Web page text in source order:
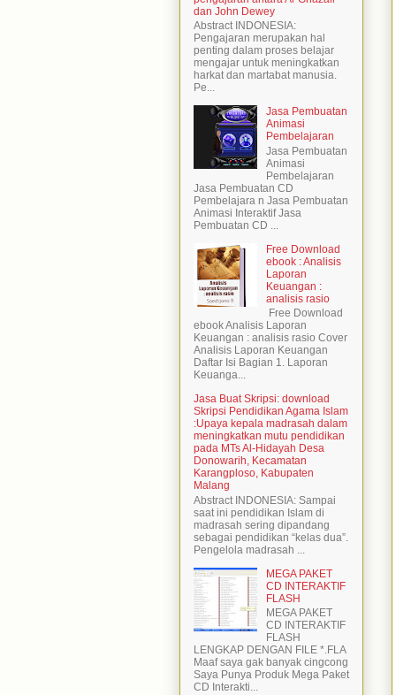
dan John Dewey
Abstract INDONESIA:
Pengajaran merupakan hal
penting dalam proses belajar
mengajar untuk meningkatkan
harkat dan martabat manusia.
Pe...
Jasa Pembuatan
Animasi
Pembelajaran
Jasa Pembuatan
Animasi
Pembelajaran
Jasa Pembuatan CD
Pembelajara n Jasa Pembuatan
Animasi Interaktif Jasa
Pembuatan CD ...
Free Download
ebook : Analisis
Laporan
Keuangan :
analisis rasio
Free Download
ebook Analisis Laporan
Keuangan : analisis rasio Cover
Analisis Laporan Keuangan
Daftar Isi Bagian 1. Laporan
Keuanga...
Jasa Buat Skripsi: download
Skripsi Pendidikan Agama Islam
:Upaya kepala madrasah dalam
meningkatkan mutu pendidikan
pada MTs Al-Hidayah Desa
Donowarih, Kecamatan
Karangploso, Kabupaten
Malang
Abstract INDONESIA: Sampai
saat ini pendidikan Islam di
madrasah sering dipandang
sebagai pendidikan “kelas dua”.
Pengelola madrasah ...
MEGA PAKET
CD INTERAKTIF
FLASH
MEGA PAKET
CD INTERAKTIF
FLASH
LENGKAP DENGAN FILE *.FLA
Maaf saya gak banyak cingcong
Saya Punya Produk Mega Paket
CD Interakti...